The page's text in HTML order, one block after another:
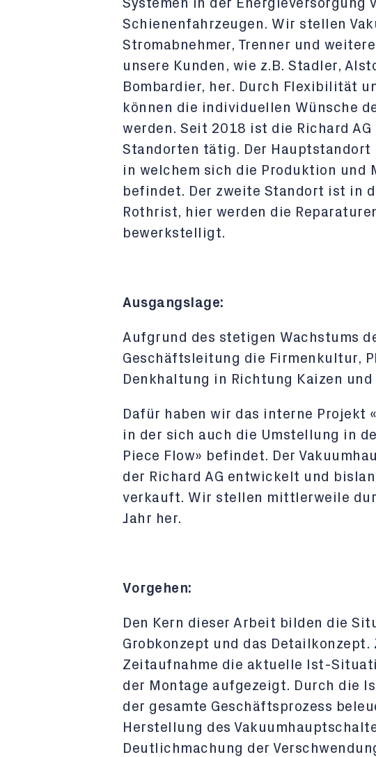
Systemen in der Energieversorgung
Schienenfahrzeugen. Wir stellen
Stromabnehmer, Trenner und
unsere Kunden, wie z.B. Stadler,
Bombardier, her. Durch Flexibilität
können die individuellen Wünsche
werden. Seit 2018 ist die Richard
Standorten tätig. Der
in welchem sich die Produktion und
befindet. Der zweite Standort ist in
Rothrist, hier werden die
bewerkstelligt.
Ausgangslage:
Aufgrund des stetigen Wachstums
Geschäftsleitung die Firmenkultur,
Denkhaltung in Richtung Kaizen und
Dafür haben wir das interne Projekt
in der sich auch die Umstellung in
Piece Flow» befindet. Der
der Richard AG entwickelt und
verkauft. Wir stellen mittlerweile
Jahr her.
Vorgehen:
Den Kern dieser Arbeit bilden die
Grobkonzept und das
Zeitaufnahme die aktuelle Ist-
der Montage aufgezeigt. Durch die
der gesamte Geschäftsprozess
Herstellung des
Deutlichmachung der